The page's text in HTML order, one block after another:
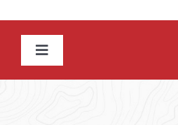
Toggle